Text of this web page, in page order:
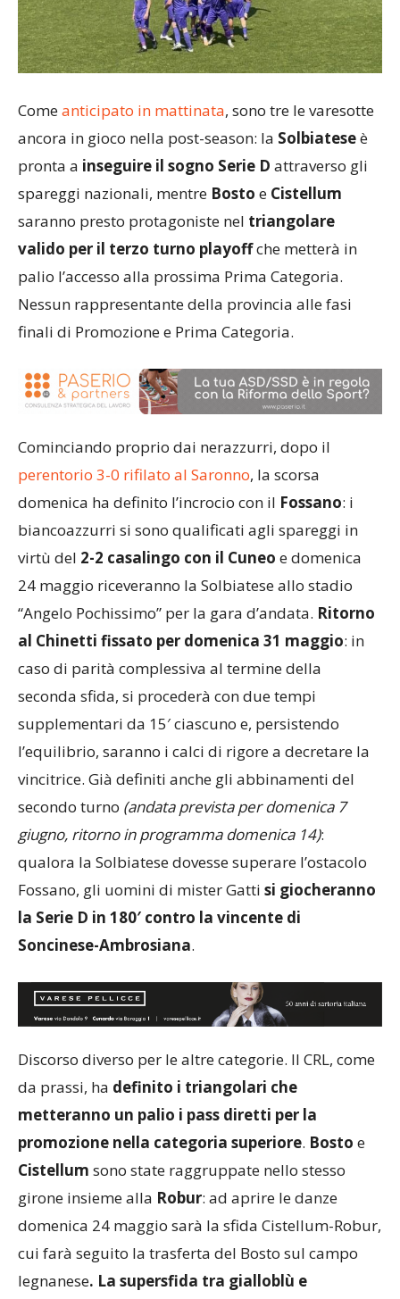
Comeanticipato in mattinata, sono tre le varesotte
ancora in gioco nella post-season: la Solbiateseè
pronta a inseguire il sogno Serie D attraverso gli
spareggi nazionali, mentre Bosto e Cistellum
saranno presto protagoniste nel triangolare
valido per il terzo turno playoffche metterà in
palio l’accesso alla prossima Prima Categoria.
Nessun rappresentante della provincia alle fasi
finali di Promozione e Prima Categoria.
Cominciando proprio dai nerazzurri, dopo il
perentorio 3-0 rifilato al Saronno
biancoazzurri si sono qualificati agli spareggi in
2-2 casalingo con il Cuneo
24 maggio riceveranno la Solbiatese allo stadio
“Angelo Pochissimo” per la gara d’andata.
Ritorno
al Chinetti fissato per domenica 31 maggio
caso di parità complessiva al termine della
seconda sfida, si procederà con due tempi
supplementari da 15′ ciascuno e, persistendo
l’equilibrio, saranno i calci di rigore a decretare la
vincitrice. Già definiti anche gli abbinamenti del
(andata prevista per domenica 7
giugno, ritorno in programma domenica 14)
qualora la Solbiatese dovesse superare l’ostacolo
Fossano, gli uomini di mister Gatti
si giocheranno
la Serie D in 180′ contro la vincente di
Discorso diverso per le altre categorie. Il CRL, come
da prassi, ha definito i triangolari che
metteranno un palio i pass diretti per la
promozione nella categoria superiore .Bosto
Cistellumsono state raggruppate nello stesso
girone insieme allaRobur : ad aprire le danze
domenica 24 maggio sarà la sfida Cistellum-Robur,
cui farà seguito la trasferta del Bosto sul campo